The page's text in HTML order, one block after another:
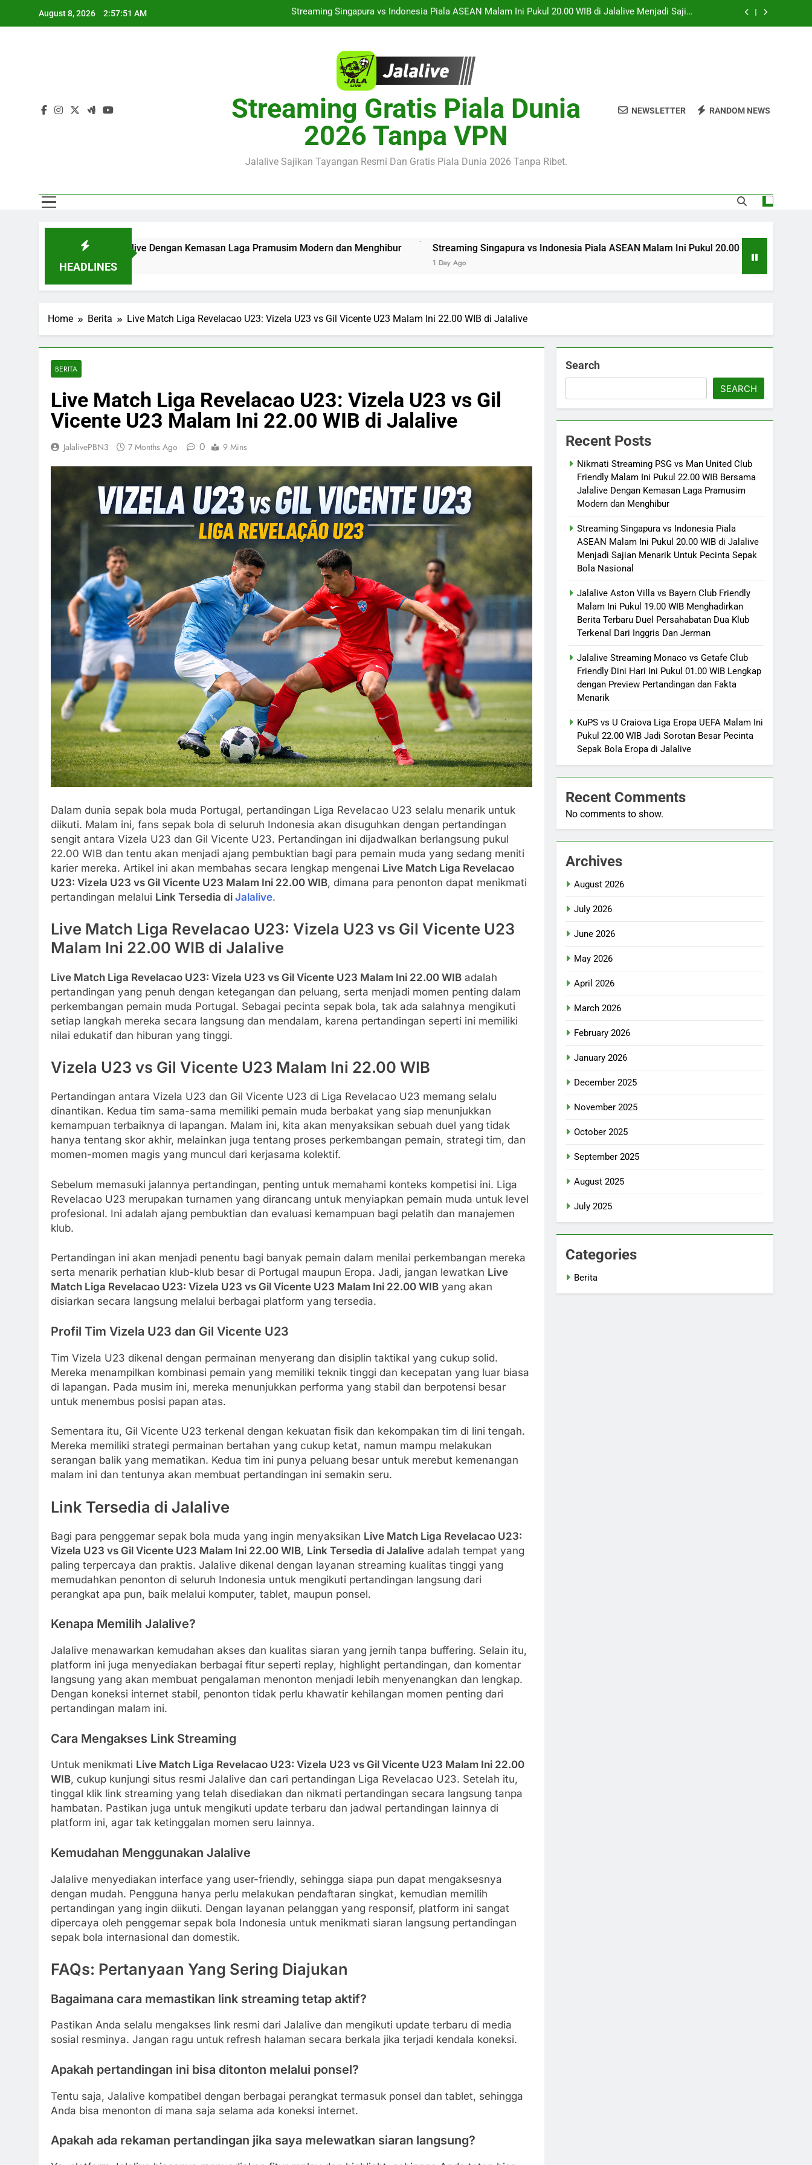
August 8, 2026 2:57:52 AM
Jalalive Aston Villa vs Bayern Club Friendly Malam Ini Pukul 19.00 WIB Menghadirkan Berita Terbaru Duel
Nikmati Streaming PSG vs Man United Club Friendly Malam Ini Pukul 22.00 WIB Bersama Jalalive Dengan
Streaming Singapura vs Indonesia Piala ASEAN Malam Ini Pukul 20.00 WIB di Jalalive Menjadi Sajian
Menarik Untuk Pecinta Sepak Bola Nasional
Jalalive Aston Villa vs Bayern Club Friendly Malam Ini Pukul 19.00 WIB Menghadirkan Berita Terbaru Duel
Persahabatan Dua Klub Terkenal Dari Inggris Dan Jerman
Jalalive Streaming Monaco vs Getafe Club Friendly Dini Hari Ini Pukul 01.00 WIB Lengkap dengan Preview
Streaming Gratis Piala Dunia
2026 Tanpa VPN
Jalalive Sajikan Tayangan Resmi Dan Gratis Piala Dunia 2026 Tanpa Ribet.
NEWSLETTER RANDOM NEWS
HEADLINES
Bersama Jalalive Dengan Kemasan Laga Pramusim Modern dan Menghibur Streaming Singapura vs Indonesia Piala ASEAN Malam Ini Pukul 20.00 WIB di Jalalive Menjadi
Home Berita Live Match Liga Revelacao U23: Vizela U23 vs Gil Vicente U23 Malam Ini 22.00 WIB di Jalalive
BERITA
Live Match Liga Revelacao U23: Vizela U23 vs Gil
Vicente U23 Malam Ini 22.00 WIB di Jalalive
JalalivePBN3 7 Months Ago 0 9 Mins
Dalam dunia sepak bola muda Portugal, pertandingan Liga Revelacao U23 selalu menarik untuk
diikuti. Malam ini, fans sepak bola di seluruh Indonesia akan disuguhkan dengan pertandingan
sengit antara Vizela U23 dan Gil Vicente U23. Pertandingan ini dijadwalkan berlangsung pukul
22.00 WIB dan tentu akan menjadi ajang pembuktian bagi para pemain muda yang sedang meniti
karier mereka. Artikel ini akan membahas secara lengkap mengenai Live Match Liga Revelacao
U23: Vizela U23 vs Gil Vicente U23 Malam Ini 22.00 WIB, dimana para penonton dapat menikmati
pertandingan melalui Link Tersedia di Jalalive.
Live Match Liga Revelacao U23: Vizela U23 vs Gil Vicente U23
Malam Ini 22.00 WIB di Jalalive
Live Match Liga Revelacao U23: Vizela U23 vs Gil Vicente U23 Malam Ini 22.00 WIB adalah
pertandingan yang penuh dengan ketegangan dan peluang, serta menjadi momen penting dalam
perkembangan pemain muda Portugal. Sebagai pecinta sepak bola, tak ada salahnya mengikuti
setiap langkah mereka secara langsung dan mendalam, karena pertandingan seperti ini memiliki
nilai edukatif dan hiburan yang tinggi.
Vizela U23 vs Gil Vicente U23 Malam Ini 22.00 WIB
Pertandingan antara Vizela U23 dan Gil Vicente U23 di Liga Revelacao U23 memang selalu
dinantikan. Kedua tim sama-sama memiliki pemain muda berbakat yang siap menunjukkan
kemampuan terbaiknya di lapangan. Malam ini, kita akan menyaksikan sebuah duel yang tidak
hanya tentang skor akhir, melainkan juga tentang proses perkembangan pemain, strategi tim, dan
momen-momen magis yang muncul dari kerjasama kolektif.
Sebelum memasuki jalannya pertandingan, penting untuk memahami konteks kompetisi ini. Liga
Revelacao U23 merupakan turnamen yang dirancang untuk menyiapkan pemain muda untuk level
profesional. Ini adalah ajang pembuktian dan evaluasi kemampuan bagi pelatih dan manajemen
klub.
Pertandingan ini akan menjadi penentu bagi banyak pemain dalam menilai perkembangan mereka
serta menarik perhatian klub-klub besar di Portugal maupun Eropa. Jadi, jangan lewatkan Live
Match Liga Revelacao U23: Vizela U23 vs Gil Vicente U23 Malam Ini 22.00 WIB yang akan
disiarkan secara langsung melalui berbagai platform yang tersedia.
Profil Tim Vizela U23 dan Gil Vicente U23
Tim Vizela U23 dikenal dengan permainan menyerang dan disiplin taktikal yang cukup solid.
Mereka menampilkan kombinasi pemain yang memiliki teknik tinggi dan kecepatan yang luar biasa
di lapangan. Pada musim ini, mereka menunjukkan performa yang stabil dan berpotensi besar
untuk menembus posisi papan atas.
Sementara itu, Gil Vicente U23 terkenal dengan kekuatan fisik dan kekompakan tim di lini tengah.
Mereka memiliki strategi permainan bertahan yang cukup ketat, namun mampu melakukan
serangan balik yang mematikan. Kedua tim ini punya peluang besar untuk merebut kemenangan
malam ini dan tentunya akan membuat pertandingan ini semakin seru.
Link Tersedia di Jalalive
Bagi para penggemar sepak bola muda yang ingin menyaksikan Live Match Liga Revelacao U23:
Vizela U23 vs Gil Vicente U23 Malam Ini 22.00 WIB, Link Tersedia di Jalalive adalah tempat yang
paling terpercaya dan praktis. Jalalive dikenal dengan layanan streaming kualitas tinggi yang
memudahkan penonton di seluruh Indonesia untuk mengikuti pertandingan langsung dari
perangkat apa pun, baik melalui komputer, tablet, maupun ponsel.
Kenapa Memilih Jalalive?
Jalalive menawarkan kemudahan akses dan kualitas siaran yang jernih tanpa buffering. Selain itu,
platform ini juga menyediakan berbagai fitur seperti replay, highlight pertandingan, dan komentar
langsung yang akan membuat pengalaman menonton menjadi lebih menyenangkan dan lengkap.
Dengan koneksi internet stabil, penonton tidak perlu khawatir kehilangan momen penting dari
pertandingan malam ini.
Cara Mengakses Link Streaming
Untuk menikmati Live Match Liga Revelacao U23: Vizela U23 vs Gil Vicente U23 Malam Ini 22.00
WIB, cukup kunjungi situs resmi Jalalive dan cari pertandingan Liga Revelacao U23. Setelah itu,
tinggal klik link streaming yang telah disediakan dan nikmati pertandingan secara langsung tanpa
hambatan. Pastikan juga untuk mengikuti update terbaru dan jadwal pertandingan lainnya di
platform ini, agar tak ketinggalan momen seru lainnya.
Kemudahan Menggunakan Jalalive
Jalalive menyediakan interface yang user-friendly, sehingga siapa pun dapat mengaksesnya
dengan mudah. Pengguna hanya perlu melakukan pendaftaran singkat, kemudian memilih
pertandingan yang ingin diikuti. Dengan layanan pelanggan yang responsif, platform ini sangat
dipercaya oleh penggemar sepak bola Indonesia untuk menikmati siaran langsung pertandingan
sepak bola internasional dan domestik.
FAQs: Pertanyaan Yang Sering Diajukan
Bagaimana cara memastikan link streaming tetap aktif?
Pastikan Anda selalu mengakses link resmi dari Jalalive dan mengikuti update terbaru di media
sosial resminya. Jangan ragu untuk refresh halaman secara berkala jika terjadi kendala koneksi.
Apakah pertandingan ini bisa ditonton melalui ponsel?
Tentu saja, Jalalive kompatibel dengan berbagai perangkat termasuk ponsel dan tablet, sehingga
Anda bisa menonton di mana saja selama ada koneksi internet.
Apakah ada rekaman pertandingan jika saya melewatkan siaran langsung?
Search
SEARCH
Recent Posts
Nikmati Streaming PSG vs Man United Club
Friendly Malam Ini Pukul 22.00 WIB Bersama
Jalalive Dengan Kemasan Laga Pramusim
Modern dan Menghibur
Streaming Singapura vs Indonesia Piala
ASEAN Malam Ini Pukul 20.00 WIB di Jalalive
Menjadi Sajian Menarik Untuk Pecinta Sepak
Bola Nasional
Jalalive Aston Villa vs Bayern Club Friendly
Malam Ini Pukul 19.00 WIB Menghadirkan
Berita Terbaru Duel Persahabatan Dua Klub
Terkenal Dari Inggris Dan Jerman
Jalalive Streaming Monaco vs Getafe Club
Friendly Dini Hari Ini Pukul 01.00 WIB Lengkap
dengan Preview Pertandingan dan Fakta
Menarik
KuPS vs U Craiova Liga Eropa UEFA Malam Ini
Pukul 22.00 WIB Jadi Sorotan Besar Pecinta
Sepak Bola Eropa di Jalalive
Recent Comments
No comments to show.
Archives
August 2026
July 2026
June 2026
May 2026
April 2026
March 2026
February 2026
January 2026
December 2025
November 2025
October 2025
September 2025
August 2025
July 2025
Categories
Berita